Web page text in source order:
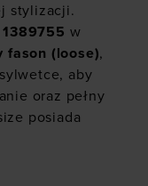
stylizacji.
1389755 w
fason (loose),
aby
oraz pełny
posiada